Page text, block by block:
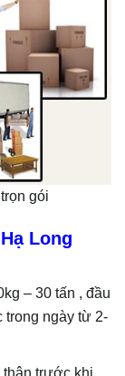
gói
Long
– 30 tấn , đầu
trong ngày từ 2-
trước khi